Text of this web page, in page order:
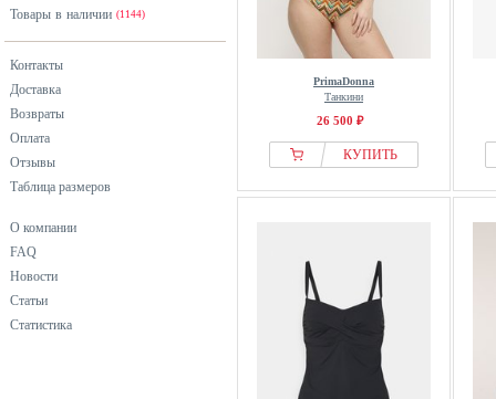
Sunmarin
Sunseeker
Susa
TruYou
Ulla Popken
Yours Clothing
Zizzi
Товары в наличии (1144)
Контакты
Доставка
Возвраты
Оплата
Отзывы
Таблица размеров
О компании
FAQ
Новости
Статьи
Статистика
PrimaDonna
Танкини
26 500 ₽
КУПИТЬ